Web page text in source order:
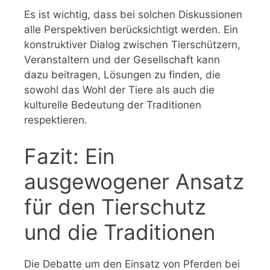
Es ist wichtig, dass bei solchen Diskussionen
alle Perspektiven berücksichtigt werden. Ein
konstruktiver Dialog zwischen Tierschützern,
Veranstaltern und der Gesellschaft kann
dazu beitragen, Lösungen zu finden, die
sowohl das Wohl der Tiere als auch die
kulturelle Bedeutung der Traditionen
respektieren.
Fazit: Ein
ausgewogener Ansatz
für den Tierschutz
und die Traditionen
Die Debatte um den Einsatz von Pferden bei